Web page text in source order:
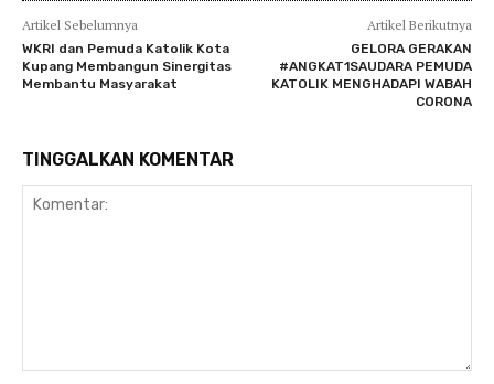
Artikel Sebelumnya
WKRI dan Pemuda Katolik Kota
Kupang Membangun Sinergitas
Membantu Masyarakat
Artikel Berikutnya
GELORA GERAKAN
#ANGKAT1SAUDARA PEMUDA
KATOLIK MENGHADAPI WABAH
CORONA
TINGGALKAN KOMENTAR